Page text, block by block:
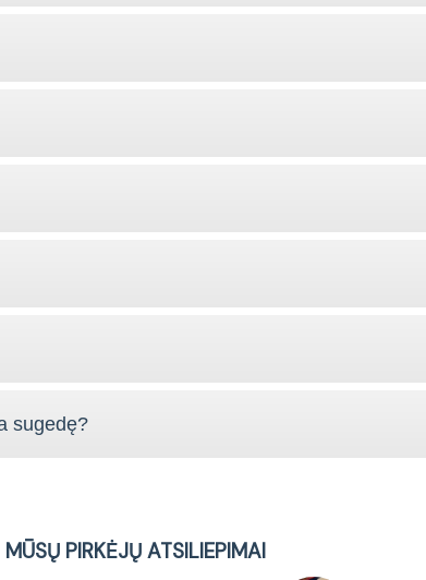
sugedę?
MŪSŲ PIRKĖJŲ ATSILIEPIMAI